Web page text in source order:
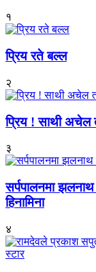
१
प्रिय रते बल्ल
२
प्रिय ! साथी अचेल
३
सर्पपालनमा
हिनामिना
४